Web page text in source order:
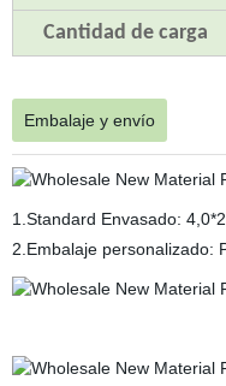
Cantidad de carga
Embalaje y envío
1.Standard Envasado:
2.Embalaje personalizado: